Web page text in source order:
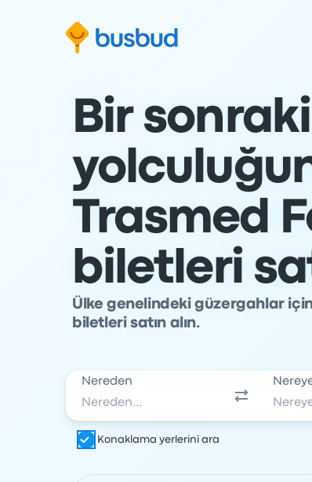
Arama formuna geç
İçeriğe geç
Alt bilgiye geç
Bir sonraki
Trasmed
biletleri
Ülke genelindeki güzergahlar
biletleri satın alın.
Nereden
Konaklama yerlerini ara